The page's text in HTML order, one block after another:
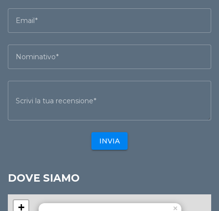
Email
Nominativo
Scrivi la tua recensione
INVIA
DOVE SIAMO
×
+